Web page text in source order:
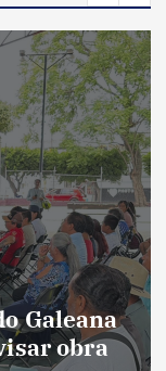
Galeana
obra